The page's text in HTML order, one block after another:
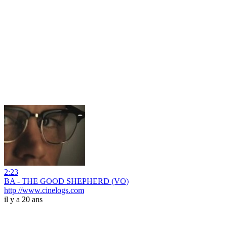
2:23
BA - THE GOOD SHEPHERD (VO)
http //www.cinelogs.com
il y a 20 ans